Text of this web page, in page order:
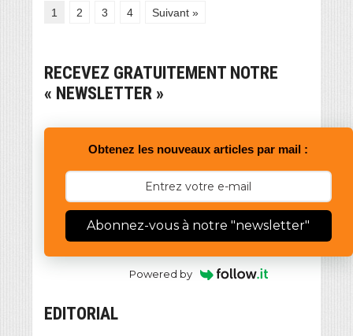
1 2 3 4 Suivant »
RECEVEZ GRATUITEMENT NOTRE
« NEWSLETTER »
Obtenez les nouveaux articles par mail :
Abonnez-vous à notre "newsletter"
Powered by
EDITORIAL